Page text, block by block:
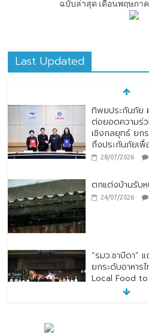
ฉบับล่าสุด เดือนพฤษภา
Last Updated
ทิพยประกันภัย
ต่อยอดความร่
เชิงกลยุทธ์ ยก
ถึงประกันภัยเพื่
28/07/2026
ตกแต่งบ้านรับ
24/07/2026
“รมว.ซาบีดา”
ยกระดับอาหาร
Local Food
เปิดตัวตราสั